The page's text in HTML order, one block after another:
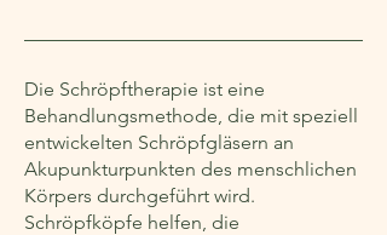
Die Schröpftherapie ist eine
Behandlungsmethode, die mit speziell
entwickelten Schröpfgläsern an
Akupunkturpunkten des menschlichen
Körpers durchgeführt wird.
Schröpfköpfe helfen, die